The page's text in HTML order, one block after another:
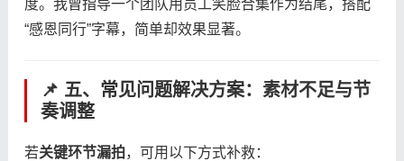
度。我曾指导一个团队用员工笑脸合集作为结尾，搭配
“感恩同行”字幕，简单却效果显著。
📌 五、常见问题解决方案：素材不足与节
奏调整
若​​关键环节漏拍​​，可用以下方式补救：